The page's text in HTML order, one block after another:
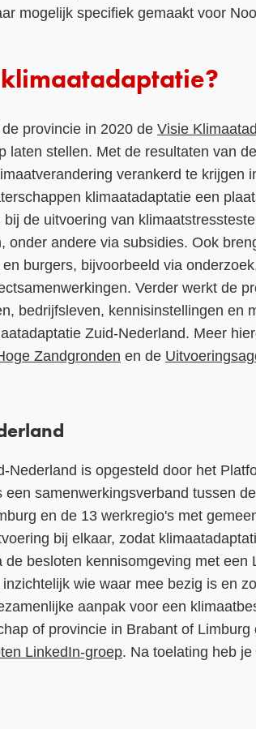
mogelijk specifiek gemaakt voor
provincie in 2020 de Visie
laten stellen. Met de resultaten van
verankerd te krijgen
klimaatadaptatie een
de uitvoering van
andere via subsidies. Ook
burgers, bijvoorbeeld via
Verder werkt de
bedrijfsleven, kennisinstellingen en
Zuid-Nederland. Meer
Zandgronden en de
Nederland is opgesteld door het
een samenwerkingsverband tussen
en de 13 werkregio's met
bij elkaar, zodat
besloten kennisomgeving met een
wie waar mee bezig is en
aanpak voor een
of provincie in Brabant of Limburg
LinkedIn-groep. Na toelating heb